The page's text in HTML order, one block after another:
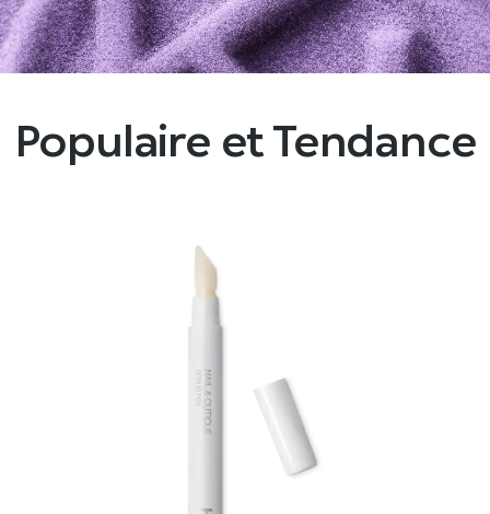
Populaire et Tendance